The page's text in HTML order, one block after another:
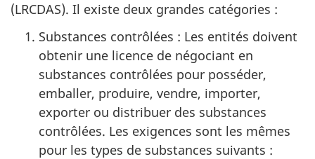
(LRCDAS). Il existe deux grandes catégories :
Substances contrôlées : Les entités doivent
obtenir une licence de négociant en
substances contrôlées pour posséder,
emballer, produire, vendre, importer,
exporter ou distribuer des substances
contrôlées. Les exigences sont les mêmes
pour les types de substances suivants :